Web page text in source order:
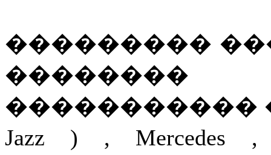
��������� ���
�����������
Jazz ) ,